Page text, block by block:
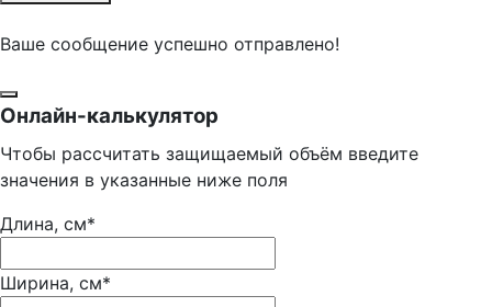
Ваше сообщение успешно отправлено!
Онлайн-калькулятор
Чтобы рассчитать защищаемый объём введите
значения в указанные ниже поля
Длина, см*
Ширина, см*